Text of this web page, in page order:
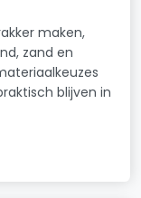
maken,
zand en
blijven in